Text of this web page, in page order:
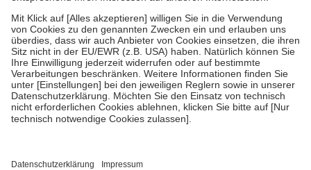
Um das Engagement der Versicherten für ihre eigene Gesundheit zu
stärken und die besondere Stellung der Familie zu unterstützen,
fallenkeine Zuzahlungen an bei:
• Kindern und Jugendlichen bis zum vollendeten 18. Lebensjahr
mit Ausnahme der Fahrkosten
• Untersuchungen zur Vorsorge und Früherkennung, die von der
GKV getragen werden
• empfohlenen Schutzimpfungen
Wir nutzen Trusted Shops als unabhängigen Dienstleister für die